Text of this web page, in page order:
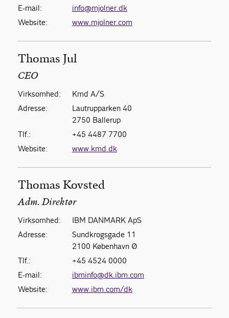
E-mail:
info@mjolner.dk
Website:
www.mjolner.com
Thomas Jul
CEO
Virksomhed:
Kmd A/S
Adresse:
Lautrupparken 40
2750 Ballerup
Tlf.:
+45 4487 7700
Website:
www.kmd.dk
Thomas Kovsted
Adm. Direktør
Virksomhed:
IBM DANMARK ApS
Adresse:
Sundkrogsgade 11
2100 København Ø
Tlf.:
+45 4524 0000
E-mail:
ibminfo@dk.ibm.com
Website:
www.ibm.com/dk